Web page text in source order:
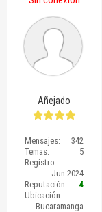
Añejado
Mensajes:
342
Temas:
5
Registro:
Jun 2024
Reputación:
4
Ubicación:
Bucaramanga